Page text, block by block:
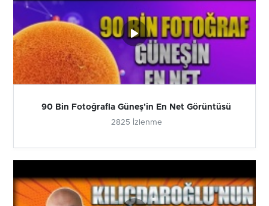
90 Bin Fotoğrafla Güneş'in En Net Görüntüsü
2825 İzlenme